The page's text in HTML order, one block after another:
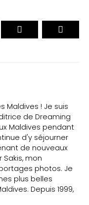
Maldives ! Je suis
de Dreaming
Maldives pendant
d'y séjourner
de nouveaux
mon
photos. Je
plus belles
Depuis 1999,